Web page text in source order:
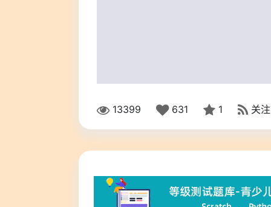
13399 631 1 关